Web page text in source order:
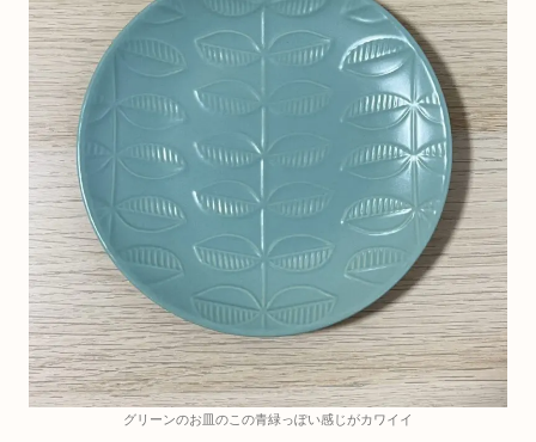
グリーンのお皿のこの青緑っぽい感じがカワイイ